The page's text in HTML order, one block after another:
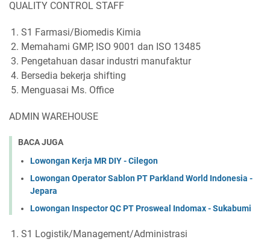
QUALITY CONTROL STAFF
S1 Farmasi/Biomedis Kimia
Memahami GMP, ISO 9001 dan ISO 13485
Pengetahuan dasar industri manufaktur
Bersedia bekerja shifting
Menguasai Ms. Office
ADMIN WAREHOUSE
BACA JUGA
Lowongan Kerja MR DIY - Cilegon
Lowongan Operator Sablon PT Parkland World Indonesia -
Jepara
Lowongan Inspector QC PT Prosweal Indomax - Sukabumi
S1 Logistik/Management/Administrasi